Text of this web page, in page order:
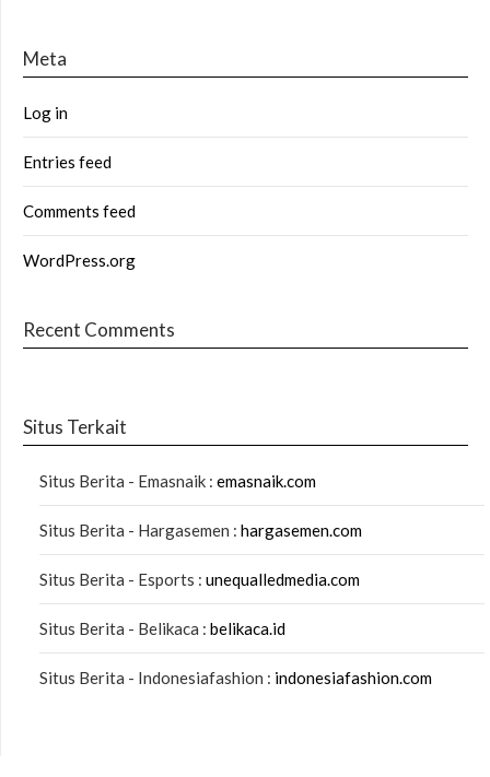
Meta
Log in
Entries feed
Comments feed
WordPress.org
Recent Comments
Situs Terkait
Situs Berita - Emasnaik : emasnaik.com
Situs Berita - Hargasemen : hargasemen.com
Situs Berita - Esports : unequalledmedia.com
Situs Berita - Belikaca : belikaca.id
Situs Berita - Indonesiafashion : indonesiafashion.com